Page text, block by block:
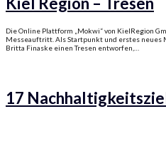
Die Online Plattform „Mokwi“ von KielRegion
Messeauftritt. Als Startpunkt und erstes neues
Britta Finaske einen Tresen entworfen,…
17